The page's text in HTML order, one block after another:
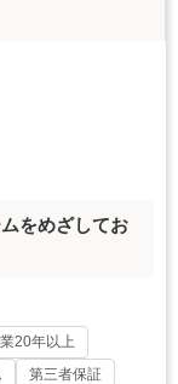
をめざしてお
20年以上
第三者保証